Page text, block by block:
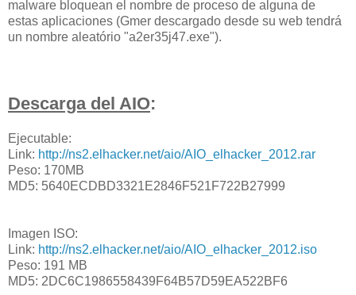
malware bloquean el nombre de proceso de alguna de
estas aplicaciones (Gmer descargado desde su web tendrá
un nombre aleatório "a2er35j47.exe").
Descarga del AIO:
Ejecutable:
Link: http://ns2.elhacker.net/aio/AIO_elhacker_2012.rar
Peso: 170MB
MD5: 5640ECDBD3321E2846F521F722B27999
Imagen ISO:
Link: http://ns2.elhacker.net/aio/AIO_elhacker_2012.iso
Peso: 191 MB
MD5: 2DC6C1986558439F64B57D59EA522BF6